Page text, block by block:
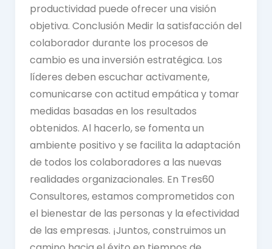
productividad puede ofrecer una visión
objetiva. Conclusión Medir la satisfacción del
colaborador durante los procesos de
cambio es una inversión estratégica. Los
líderes deben escuchar activamente,
comunicarse con actitud empática y tomar
medidas basadas en los resultados
obtenidos. Al hacerlo, se fomenta un
ambiente positivo y se facilita la adaptación
de todos los colaboradores a las nuevas
realidades organizacionales. En Tres60
Consultores, estamos comprometidos con
el bienestar de las personas y la efectividad
de las empresas. ¡Juntos, construimos un